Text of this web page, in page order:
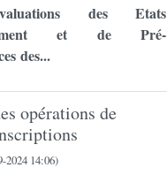
des Etats
et de Pré-
des...
opérations de
2024 14:06)